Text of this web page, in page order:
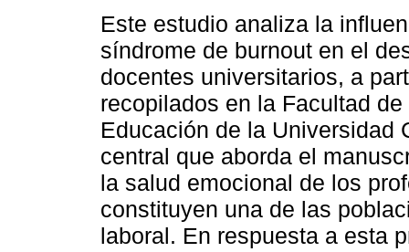
Este estudio analiza la
síndrome de burnout en el
docentes universitarios, a
recopilados en la Facultad
Educación de la Universidad
central que aborda el
la salud emocional de los
constituyen una de las
laboral. En respuesta a esta